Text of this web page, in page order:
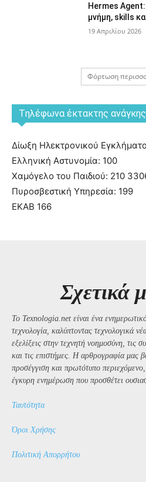
Hermes
μνήμη, skills
19 Απριλίου 2026
Φόρτωση
Tηλέφωνα έκτακτης ανάγκης
Δίωξη Ηλεκτρονικού
Ελληνική Αστυνομία: 100
Χαμόγελο του Παιδιού: 210
Πυροσβεστική Υπηρεσία: 199
ΕΚΑΒ 166
Σχετικά
Το Texnologia.net είναι ένα
τεχνολογία, καλύπτοντας τεχνολογικά
εξελίξεις στην τεχνητή νοημοσύνη, τις
και τις επιστήμες. Η αρθρογραφία μας
προσέγγιση και πρωτότυπο
έγκυρη ενημέρωση που προσθέτει
Ταυτότητα
Όροι Χρήσης
Πολιτική Απορρήτου